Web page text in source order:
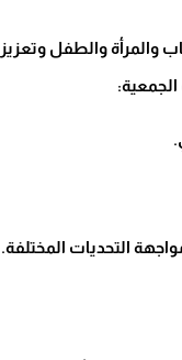
والمرأة والطفل
التحديات المختلفة.